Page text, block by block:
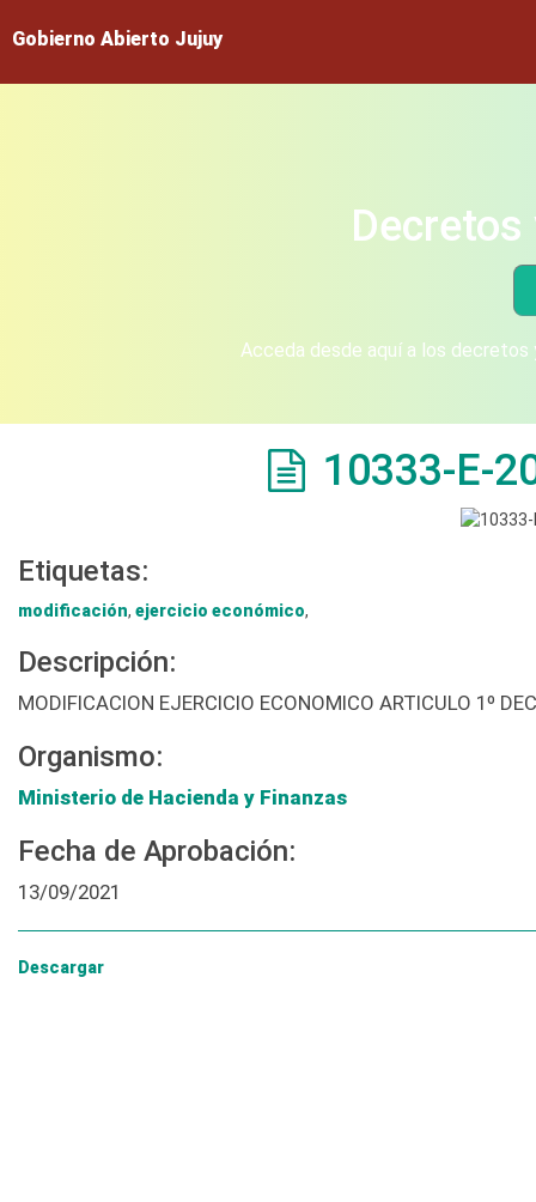
Gobierno Abierto Jujuy
Acceda desde aquí a los
10333-E-
Etiquetas:
modificación, ejercicio económico,
Descripción:
MODIFICACION EJERCICIO ECONOMICO ARTICULO 1º
Organismo:
Ministerio de Hacienda y Finanzas
Fecha de Aprobación:
13/09/2021
Descargar